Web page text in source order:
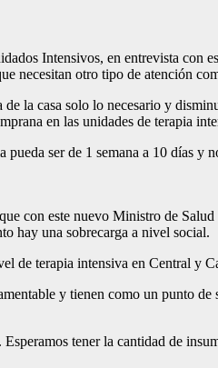
Intensivos, en entrevista con
necesitan otro tipo de atención
la casa solo lo necesario y
en las unidades de terapia
ser de 1 semana a 10 días y
con este nuevo Ministro de
hay una sobrecarga a nivel social.
de terapia intensiva en Central y
y tienen como un punto
tener la cantidad de